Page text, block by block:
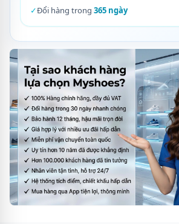
✓Đổi hàng trong 365 ngày